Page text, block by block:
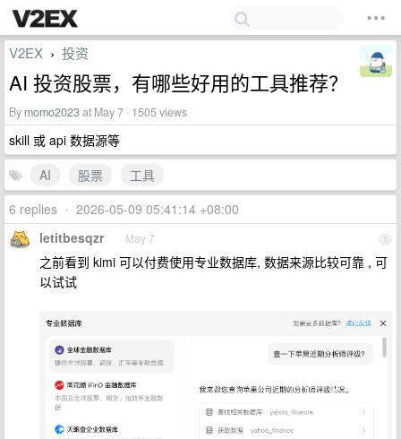
V2EX › 投资
AI 投资股票，有哪些好用的工具推荐？
By momo2023at May 7 · 1505 views
skill 或 api 数据源等
AI
股票
工具
6 replies • 2026-05-09 05:41:14 +08:00
1
letitbesqzr May 7
之前看到 kimi 可以付费使用专业数据库, 数据来源比较可靠 , 可
以试试